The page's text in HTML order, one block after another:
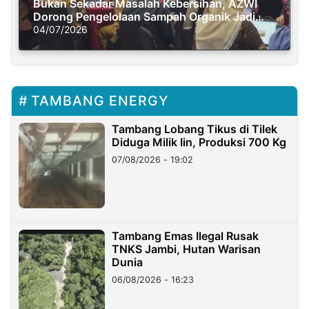
Bukan Sekadar Masalah Kebersihan, AZWI
Dorong Pengelolaan Sampah Organik Jadi
Solusi Krisis Iklim
04/07/2026
TAMBANG ENERGY
Tambang Lobang Tikus di Tilek
Diduga Milik Iin, Produksi 700 Kg
07/08/2026 - 19:02
Tambang Emas Ilegal Rusak
TNKS Jambi, Hutan Warisan
Dunia
06/08/2026 - 16:23